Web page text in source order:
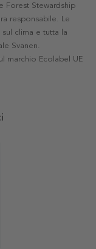
Forest Stewardship
responsabile. Le
clima e tutta la
Svanen.
marchio Ecolabel UE